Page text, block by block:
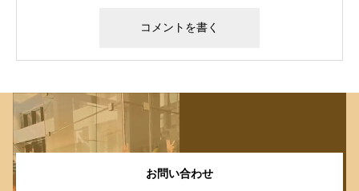
お問い合わせ